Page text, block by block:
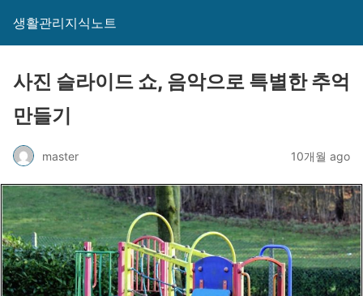
생활관리지식노트
사진 슬라이드 쇼, 음악으로 특별한 추억
만들기
master 10개월 ago